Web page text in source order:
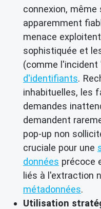
connexion,
apparemment
menace
sophistiquée et
(comme l'incident
d'identifiants.
inhabituelles, les
demandes
demandent
pop-up non
cruciale pour une
données précoce
liés à l'extraction
métadonnées.
Utilisation